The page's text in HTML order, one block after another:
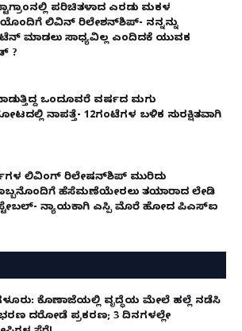
ಪರಿಚಿತಳಾದ ಎರಡು ಮಕ್ಕಳ
ಲಿವಿನ್ ರಿಲೇಶನ್​ಶಿಪ್- ನನ್ನನ್ನು
ಮಾಡಲು ಸಾಧ್ಯವಿಲ್ಲ ಎಂದಿದಕ್ಕೆ ಯುವಕ
?
ಒಂದೂವರೆ ವರ್ಷದ ಮಗು
ನಾಪತ್ತೆ- 12ಗಂಟೆಗಳ ಬಳಿಕ ಸುರಕ್ಷಿತವಾಗಿ
ಲಿವಿಂಗ್‌ ರಿಲೇಷನ್‌ಶಿಪ್ ಮುರಿದು
ಹೆಸೆಮಣೆಯೇರಲು ತಯಾರಾದ ಲೇಡಿ
ನ್ಯಾಯಕ್ಕಾಗಿ ಎಸ್ಪಿ ಮೊರೆ ಹೋದ ಪಿಎಸ್ಐ
ಕೊಣಾಜೆಯಲ್ಲಿ ವೃದ್ಧೆಯ ಮೇಲೆ ಹಲ್ಲೆ ನಡೆಸಿ
ದರೋಡೆ ಪ್ರಕರಣ; 3 ದಿನಗಳಲ್ಲೇ